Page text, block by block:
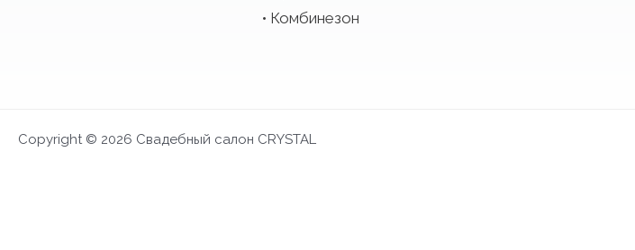
Комбинезон
Copyright © 2026 Свадебный салон CRYSTAL